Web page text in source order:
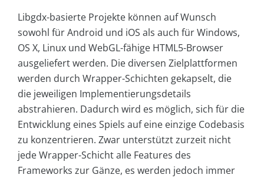
Libgdx-basierte Projekte können auf Wunsch
sowohl für Android und iOS als auch für Windows,
OS X, Linux und WebGL-fähige HTML5-Browser
ausgeliefert werden. Die diversen Zielplattformen
werden durch Wrapper-Schichten gekapselt, die
die jeweiligen Implementierungsdetails
abstrahieren. Dadurch wird es möglich, sich für die
Entwicklung eines Spiels auf eine einzige Codebasis
zu konzentrieren. Zwar unterstützt zurzeit nicht
jede Wrapper-Schicht alle Features des
Frameworks zur Gänze, es werden jedoch immer